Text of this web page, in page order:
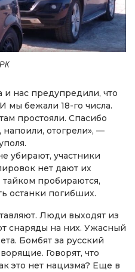
нас предупредили, что
мы бежали 18-го числа.
простояли. Спасибо
отогрели», —
убирают, участники
нет дают их
пробираются,
останки погибших.
Люди выходят из
снаряды на них. Ужасный
Бомбят за русский
Говорят, что
это нет нацизма? Еще в